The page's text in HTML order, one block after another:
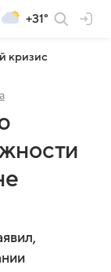
+31°
кризис